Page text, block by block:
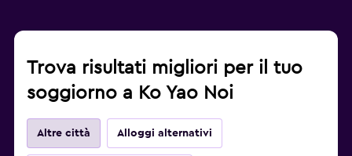
Trova risultati migliori per il tuo
soggiorno a Ko Yao Noi
Altre città Alloggi alternativi